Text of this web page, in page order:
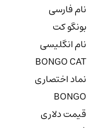
نام فارسی
بونگو کت
نام انگلیسی
BONGO CAT
نماد اختصاری
BONGO
قیمت دلاری